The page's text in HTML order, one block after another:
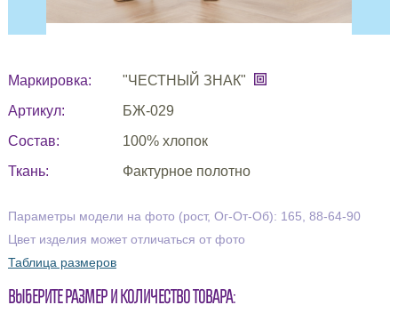
Маркировка:
"ЧЕСТНЫЙ ЗНАК"
Артикул:
БЖ-029
Состав:
100% хлопок
Ткань:
Фактурное полотно
Параметры модели на фото (рост, Ог-От-Об): 165, 88-64-90
Цвет изделия может отличаться от фото
Таблица размеров
Выберите размер и количество товара: